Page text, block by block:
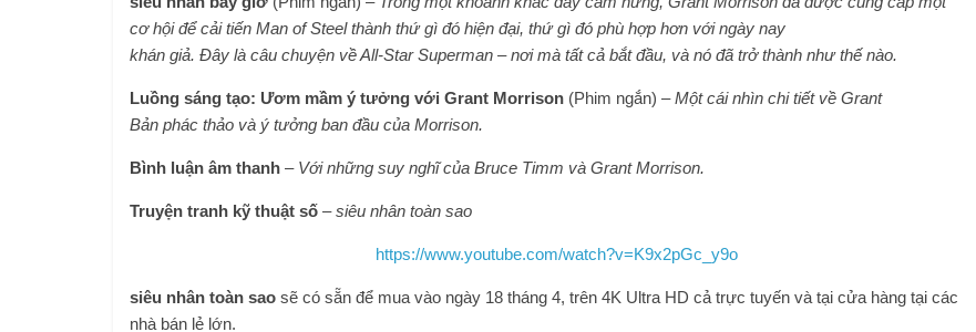
cơ hội để cải tiến Man of Steel thành thứ gì đó hiện đại, thứ gì đó phù hợp hơn với ngày nay
khán giả. Đây là câu chuyện về All-Star Superman – nơi mà tất cả bắt đầu, và nó đã trở thành như thế nào.
Luồng sáng tạo: Ươm mầm ý tưởng với Grant Morrison (Phim ngắn) –Một cái nhìn chi tiết về Grant
Bản phác thảo và ý tưởng ban đầu của Morrison.
Bình luận âm thanh – Với những suy nghĩ của Bruce Timm và Grant Morrison.
Truyện tranh kỹ thuật số –siêu nhân toàn sao
https://www.youtube.com/watch?v=K9x2pGc_y9o
siêu nhân toàn sao sẽ có sẵn để mua vào ngày 18 tháng 4, trên 4K Ultra HD cả trực tuyến và tại cửa hàng tại các
nhà bán lẻ lớn.